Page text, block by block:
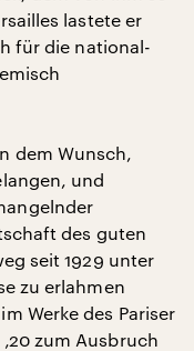
lastete er
für die national-
dem Wunsch,
und
des guten
seit 1929 unter
zu erlahmen
Werke des Pariser
zum Ausbruch